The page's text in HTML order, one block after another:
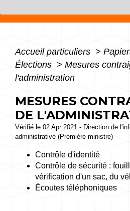
Accueil particuliers >
Élections > Mesures
l'administration
MESURES
DE
Vérifié le 02 Apr 2021 - Direction de
administrative (Première ministre)
Contrôle d'identité
Contrôle de sécurité :
vérification d'un sac, du
Écoutes téléphoniques